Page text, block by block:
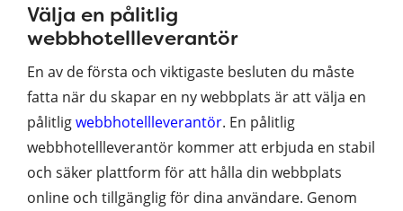
Välja en pålitlig
webbhotellleverantör
En av de första och viktigaste besluten du måste
fatta när du skapar en ny webbplats är att välja en
pålitligwebbhotellleverantör. En pålitlig
webbhotellleverantör kommer att erbjuda en stabil
och säker plattform för att hålla din webbplats
online och tillgänglig för dina användare. Genom